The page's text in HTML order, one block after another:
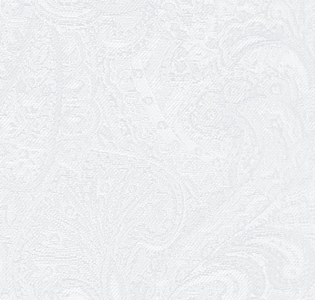
06.02.2026
Пішов з життя Андрій Шишкін
03.02.2026
Ювілей Олександра Белякова
02.02.2026
Конкурс на заміщення вакантних
посад
30.01.2026
Ювілей Анжеліки Кураш
27.01.2026
Зміни в репертуарі січня
24.01.2026
Ювілей Наталії Сидоренко
23.01.2026